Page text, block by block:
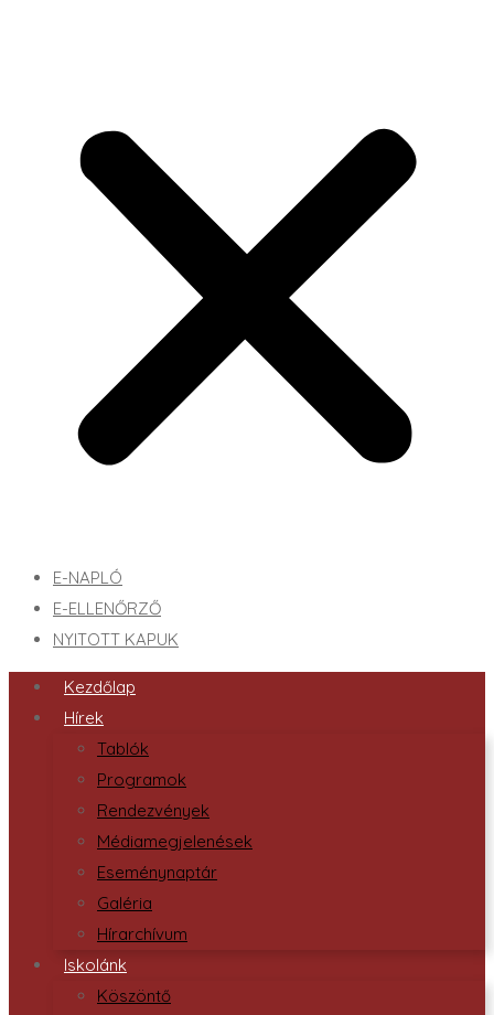
E-NAPLÓ
E-ELLENŐRZŐ
NYITOTT KAPUK
Kezdőlap
Hírek
Tablók
Programok
Rendezvények
Médiamegjelenések
Eseménynaptár
Galéria
Hírarchívum
Iskolánk
Köszöntő